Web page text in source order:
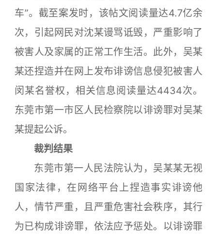
车”。截至案发时，该帖文阅读量达4.7亿余
次，引起网民对沈某谩骂诋毁，严重影响了
被害人及家属的正常工作生活。此外，吴某
某还捏造并在网上发布诽谤信息侵犯被害人
闵某名誉权，相关信息阅读量达4434次。
东莞市第一市区人民检察院以诽谤罪对吴某
某提起公诉。
裁判结果
东莞市第一人民法院认为，吴某某无视
国家法律，在网络平台上捏造事实诽谤他
人，情节严重，且严重危害社会秩序，其行
为已构成诽谤罪，依法应予惩处。以诽谤罪